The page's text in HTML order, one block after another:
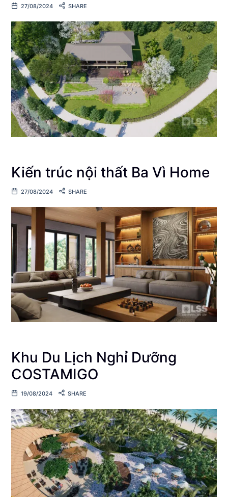
27/08/2024 SHARE
Kiến trúc nội thất Ba Vì Home
27/08/2024 SHARE
Khu Du Lịch Nghỉ Dưỡng
COSTAMIGO
19/08/2024 SHARE